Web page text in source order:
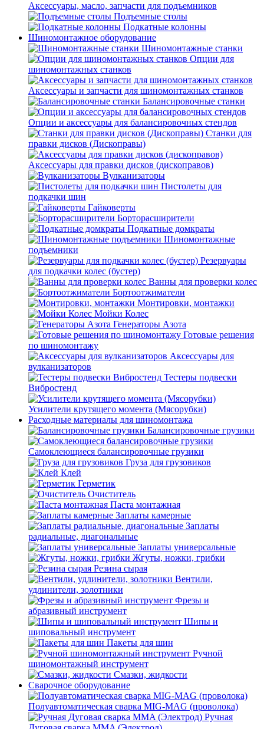
Аксессуары, масло, запчасти для подъемников
Подъемные столы
Подкатные колонны
Шиномонтажное оборудование
Шиномонтажные станки
Опции для
шиномонтажных станков
Аксессуары и запчасти для шиномонтажных станков
Балансировочные станки
Опции и аксессуары для балансировочных стендов
Станки для
правки дисков (Дископравы)
Аксессуары для правки дисков (дископравов)
Вулканизаторы
Пистолеты для
подкачки шин
Гайковерты
Борторасширители
Подкатные домкраты
Шиномонтажные
подъемники
Резервуары
для подкачки колес (бустер)
Ванны для проверки колес
Бортоотжиматели
Монтировки, монтажки
Мойки Колес
Генераторы Азота
Готовые решения
по шиномонтажу
Аксессуары для
вулканизаторов
Тестеры подвески
Вибростенд
Усилители крутящего момента (Мясорубки)
Расходные материалы для шиномонтажа
Балансировочные грузики
Самоклеющиеся балансировочные грузики
Груза для грузовиков
Клей
Герметик
Очиститель
Паста монтажная
Заплаты камерные
Заплаты
радиальные, диагональные
Заплаты универсальные
Жгуты, ножки, грибки
Резина сырая
Вентили,
удлинители, золотники
Фрезы и
абразивный инструмент
Шипы и
шиповальный инструмент
Пакеты для шин
Ручной
шиномонтажный инструмент
Смазки, жидкости
Сварочное оборудование
Полуавтоматическая сварка MIG-MAG (проволока)
Ручная